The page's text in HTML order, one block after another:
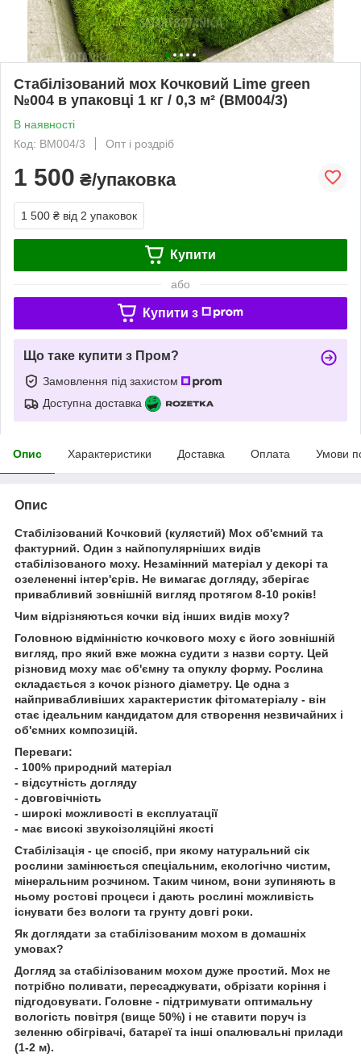
Стабілізований мох Кочковий Lime green
№004 в упаковці 1 кг / 0,3 м² (BM004/3)
В наявності
Код: BM004/3
Опт і роздріб
1 500 ₴/упаковка
1 500 ₴ від 2 упаковок
Купити
або
Купити з
Що таке купити з Пром?
Замовлення під захистом
Доступна доставка
Опис Характеристики Доставка Оплата Умови
Опис
Стабілізований Кочковий (кулястий) Мох об'ємний та
фактурний. Один з найпопулярніших видів
стабілізованого моху. Незамінний матеріал у декорі та
озелененні інтер'єрів. Не вимагає догляду, зберігає
привабливий зовнішній вигляд протягом 8-10 років!
Чим відрізняються кочки від інших видів моху?
Головною відмінністю кочкового моху є його зовнішній
вигляд, про який вже можна судити з назви сорту. Цей
різновид моху має об'ємну та опуклу форму. Рослина
складається з кочок різного діаметру. Це одна з
найпривабливіших характеристик фітоматеріалу - він
стає ідеальним кандидатом для створення незвичайних і
об'ємних композицій.
Переваги:
- 100% природний матеріал
- відсутність догляду
- довговічність
- широкі можливості в експлуатації
- має високі звукоізоляційні якості
Стабілізація - це спосіб, при якому натуральний сік
рослини замінюється спеціальним, екологічно чистим,
мінеральним розчином. Таким чином, вони зупиняють в
ньому ростові процеси і дають рослині можливість
існувати без вологи та грунту довгі роки.
Як доглядати за стабілізованим мохом в домашніх
умовах?
Догляд за стабілізованим мохом дуже простий. Мох не
потрібно поливати, пересаджувати, обрізати коріння і
підгодовувати. Головне - підтримувати оптимальну
вологість повітря (вище 50%) і не ставити поруч із
зеленню обігрівачі, батареї та інші опалювальні прилади
(1-2 м).